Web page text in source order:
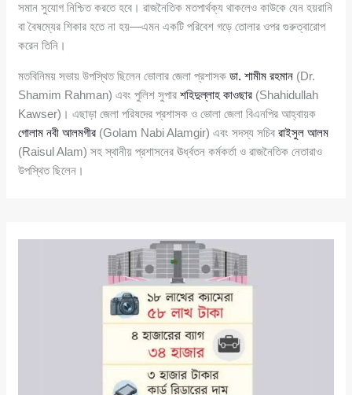
সমান সুযোগ নিশ্চিত করতে হবে। রাজনৈতিক মতপার্থক্য থাকলেও কাউকে যেন হয়রানি
বা বৈষম্যের শিকার হতে না হয়—এমন একটি পরিবেশ গড়ে তোলার ওপর গুরুত্বারোপ
করেন তিনি।
মতবিনিময় সভায় উপস্থিত ছিলেন ভোলার জেলা প্রশাসকডা. শামীম রহমান (Dr.
Shamim Rahman) এবং পুলিশ সুপারশহিদুল্লাহ কাওছার (Shahidullah
Kawser)। এছাড়া জেলা পরিষদের প্রশাসক ও ভোলা জেলা বিএনপির আহ্বায়ক
গোলাম নবী আলমগীর (Golam Nabi Alamgir) এবং সদস্য সচিবরাইসুল আলম
(Raisul Alam) সহ স্থানীয় প্রশাসনের ঊর্ধ্বতন কর্মকর্তা ও রাজনৈতিক নেতারাও
উপস্থিত ছিলেন।